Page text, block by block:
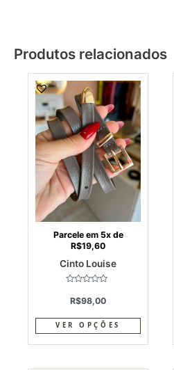
Produtos relacionados
Parcele em 5x de
R$19,60
Cinto Louise
0
de
R$98,00
VER OPÇÕES
This
product
has
multiple
variants.
The
options
may